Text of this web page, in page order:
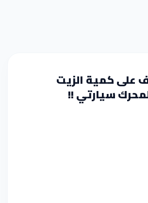
على كمية الزيت
سيارتي !!